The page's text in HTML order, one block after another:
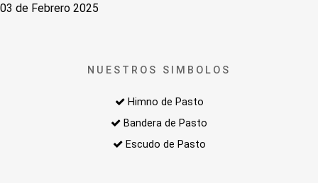
03 de Febrero 2025
NUESTROS SIMBOLOS
Himno de Pasto
Bandera de Pasto
Escudo de Pasto